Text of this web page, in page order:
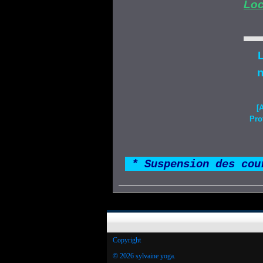
* Suspension des
Copyright
© 2026 sylvaine yoga.